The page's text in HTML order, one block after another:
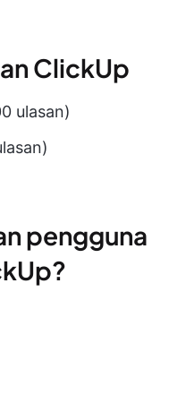
ClickUp
ulasan)
pengguna